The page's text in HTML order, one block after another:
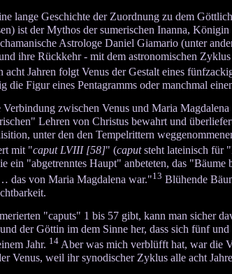
lange Geschichte der Zuordnung zu dem
ist der Mythos der sumerischen Inanna,
Astrologe Daniel Giamario (unter
ihre Rückkehr - mit dem astronomischen
acht Jahren folgt Venus der Gestalt eines
die Figur eines Pentagramms oder manchmal
Verbindung zwischen Venus und Maria
Lehren von Christus bewahrt und
unter den den Tempelrittern
mit "caput LVIII [58]" (caputsteht lateinisch für
ein "abgetrenntes Haupt" anbeteten, das
das von Maria Magdalena war."13 Blühende
"caputs" 1 bis 57 gibt, kann man sicher
der Göttin im dem Sinne her, dass sich fünf
Jahr. 14Aber was mich verblüfft hat, war die
Venus, weil ihr synodischer Zyklus alle acht